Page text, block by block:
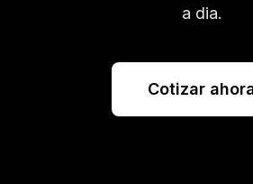
a dia.
Cotizar